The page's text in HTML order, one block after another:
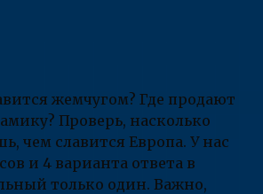
жемчугом? Где продают
Проверь, насколько
чем славится Европа. У нас
и 4 варианта ответа в
только один. Важно,